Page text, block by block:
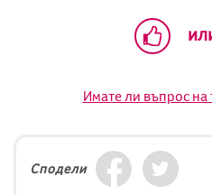
Имате ли въпрос на
Сподели